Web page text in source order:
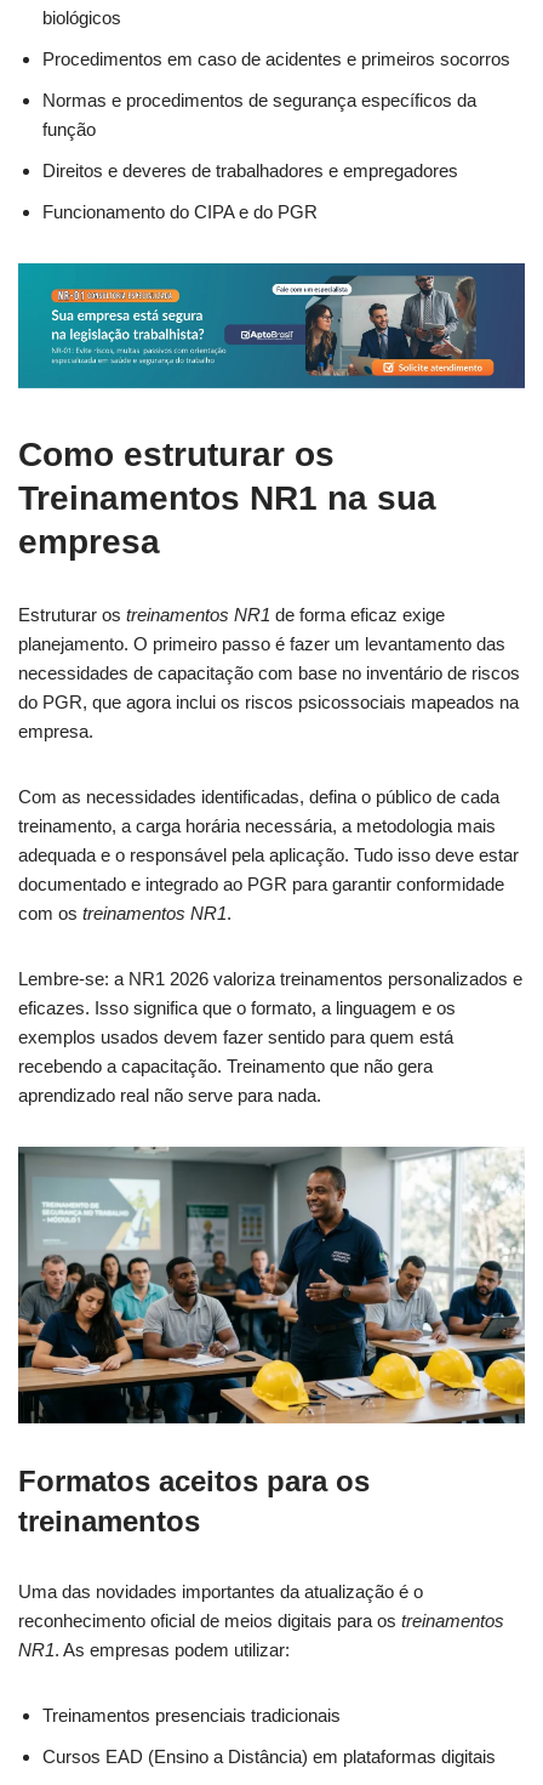
biológicos
Procedimentos em caso de acidentes e primeiros socorros
Normas e procedimentos de segurança específicos da
função
Direitos e deveres de trabalhadores e empregadores
Funcionamento do CIPA e do PGR
Como estruturar os
Treinamentos NR1 na sua
empresa
Estruturar os treinamentos NR1 de forma eficaz exige
planejamento. O primeiro passo é fazer um levantamento das
necessidades de capacitação com base no inventário de riscos
do PGR, que agora inclui os riscos psicossociais mapeados na
empresa.
Com as necessidades identificadas, defina o público de cada
treinamento, a carga horária necessária, a metodologia mais
adequada e o responsável pela aplicação. Tudo isso deve estar
documentado e integrado ao PGR para garantir conformidade
com os treinamentos NR1.
Lembre-se: a NR1 2026 valoriza treinamentos personalizados e
eficazes. Isso significa que o formato, a linguagem e os
exemplos usados devem fazer sentido para quem está
recebendo a capacitação. Treinamento que não gera
aprendizado real não serve para nada.
Formatos aceitos para os
treinamentos
Uma das novidades importantes da atualização é o
reconhecimento oficial de meios digitais para os treinamentos
NR1. As empresas podem utilizar:
Treinamentos presenciais tradicionais
Cursos EAD (Ensino a Distância) em plataformas digitais